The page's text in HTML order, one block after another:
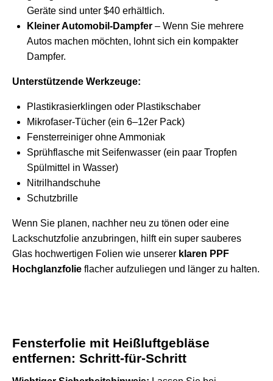
Geräte sind unter $40 erhältlich.
Kleiner Automobil-Dampfer – Wenn Sie mehrere
Autos machen möchten, lohnt sich ein kompakter
Dampfer.
Unterstützende Werkzeuge:
Plastikrasierklingen oder Plastikschaber
Mikrofaser-Tücher (ein 6–12er Pack)
Fensterreiniger ohne Ammoniak
Sprühflasche mit Seifenwasser (ein paar Tropfen
Spülmittel in Wasser)
Nitrilhandschuhe
Schutzbrille
Wenn Sie planen, nachher neu zu tönen oder eine
Lackschutzfolie anzubringen, hilft ein super sauberes
Glas hochwertigen Folien wie unserer klaren PPF
Hochglanzfolie flacher aufzuliegen und länger zu halten.
Fensterfolie mit Heißluftgebläse
entfernen: Schritt-für-Schritt